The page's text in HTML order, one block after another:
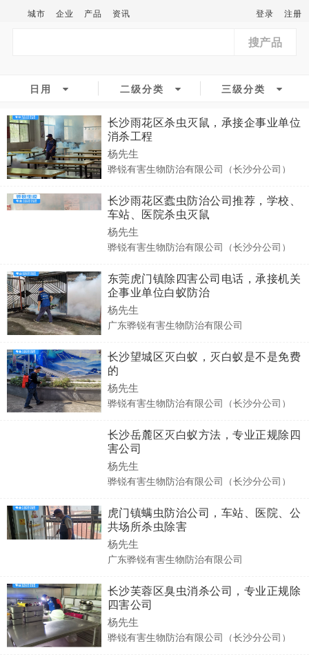
城市 企业 产品 资讯 登录 注册
搜产品
日用 二级分类 三级分类
长沙雨花区杀虫灭鼠，承接企事业单位
消杀工程
杨先生
骅锐有害生物防治有限公司（长沙分公司）
长沙雨花区蠹虫防治公司推荐，学校、
车站、医院杀虫灭鼠
杨先生
骅锐有害生物防治有限公司（长沙分公司）
东莞虎门镇除四害公司电话，承接机关
企事业单位白蚁防治
杨先生
广东骅锐有害生物防治有限公司
长沙望城区灭白蚁，灭白蚁是不是免费
的
杨先生
骅锐有害生物防治有限公司（长沙分公司）
长沙岳麓区灭白蚁方法，专业正规除四
害公司
杨先生
骅锐有害生物防治有限公司（长沙分公司）
虎门镇螨虫防治公司，车站、医院、公
共场所杀虫除害
杨先生
广东骅锐有害生物防治有限公司
长沙芙蓉区臭虫消杀公司，专业正规除
四害公司
杨先生
骅锐有害生物防治有限公司（长沙分公司）